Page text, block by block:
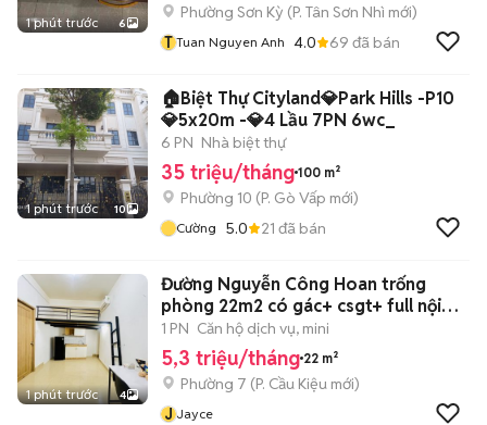
1 phút trước 6
Phường Sơn Kỳ (P. Tân Sơn Nhì mới)
T Tuan Nguyen Anh 4.0 69 đã bán
1 phút trước 10
🏠Biệt Thự Cityland💎Park Hills -P10
💎5x20m -💎4 Lầu 7PN 6wc_
6 PN Nhà biệt thự
35 triệu/tháng 100 m²
Phường 10 (P. Gò Vấp mới)
Cường 5.0 21 đã bán
1 phút trước 4
Đường Nguyễn Công Hoan trống
phòng 22m2 có gác+ csgt+ full nội
thất
1 PN Căn hộ dịch vụ, mini
5,3 triệu/tháng 22 m²
Phường 7 (P. Cầu Kiệu mới)
J Jayce